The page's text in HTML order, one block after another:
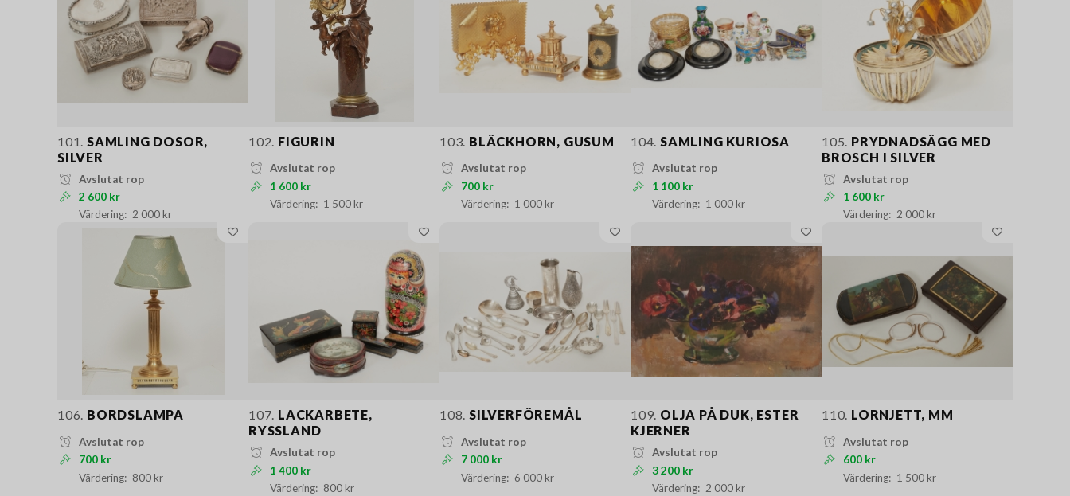
101.
SAMLING DOSOR,
SILVER
Avslutat rop
2 600 kr
2 000 kr
102. FIGURIN
Avslutat rop
1 600 kr
1 500 kr
103. BLÄCKHORN, GUSUM
Avslutat rop
700 kr
1 000 kr
104. SAMLING KURIOSA
Avslutat rop
1 100 kr
1 000 kr
105. PRYDNADSÄGG MED
BROSCH I SILVER
Avslutat rop
1 600 kr
2 000 kr
106. BORDSLAMPA
Avslutat rop
700 kr
800 kr
107. LACKARBETE,
RYSSLAND
Avslutat rop
1 400 kr
800 kr
108. SILVERFÖREMÅL
Avslutat rop
7 000 kr
6 000 kr
109. OLJA PÅ DUK, ESTER
KJERNER
Avslutat rop
3 200 kr
2 000 kr
110. LORNJETT, MM
Avslutat rop
600 kr
1 500 kr